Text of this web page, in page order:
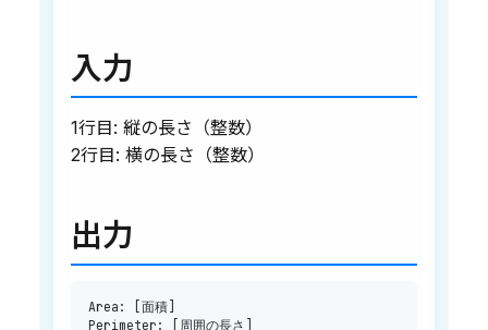
入力
1行目: 縦の長さ（整数）
2行目: 横の長さ（整数）
出力
Area : 面積
Perimeter : 周囲の長さ